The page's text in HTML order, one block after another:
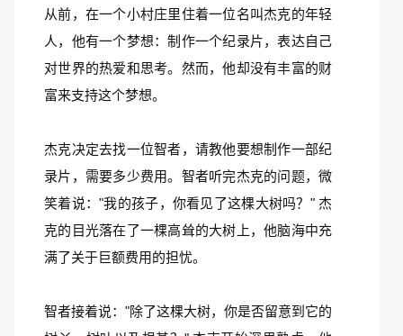
从前，在一个小村庄里住着一位名叫杰克的年轻
人，他有一个梦想：制作一个纪录片，表达自己
对世界的热爱和思考。然而，他却没有丰富的财
富来支持这个梦想。
杰克决定去找一位智者，请教他要想制作一部纪
录片，需要多少费用。智者听完杰克的问题，微
笑着说："我的孩子，你看见了这棵大树吗？" 杰
克的目光落在了一棵高耸的大树上，他脑海中充
满了关于巨额费用的担忧。
智者接着说："除了这棵大树，你是否留意到它的